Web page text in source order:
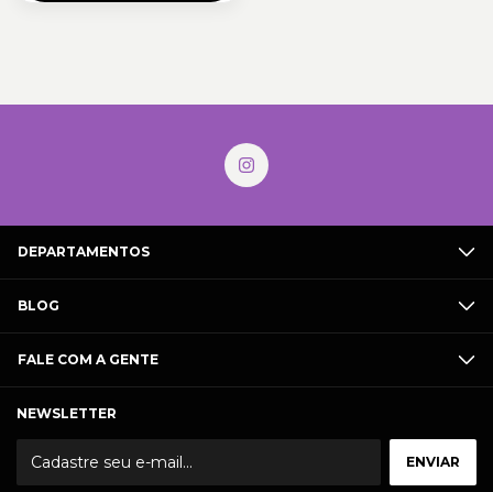
DEPARTAMENTOS
BLOG
FALE COM A GENTE
NEWSLETTER